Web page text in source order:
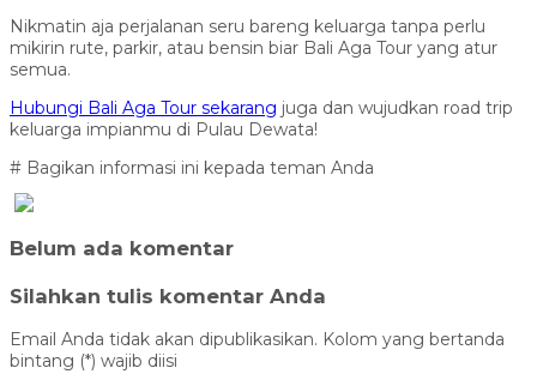
Nikmatin aja perjalanan seru bareng keluarga tanpa perlu
mikirin rute, parkir, atau bensin biar Bali Aga Tour yang atur
semua.
Hubungi Bali Aga Tour sekarang juga dan wujudkan road trip
keluarga impianmu di Pulau Dewata!
# Bagikan informasi ini kepada teman Anda
Belum ada komentar
Silahkan tulis komentar Anda
Email Anda tidak akan dipublikasikan. Kolom yang bertanda
bintang (*) wajib diisi